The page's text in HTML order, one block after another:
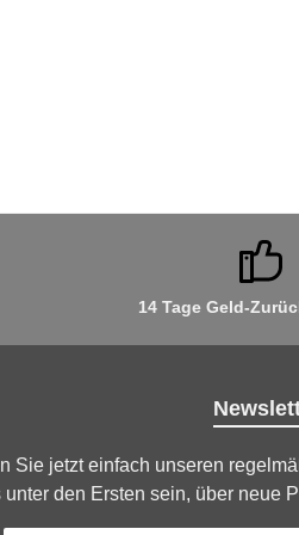
14 Tage Geld-
Sie jetzt einfach unseren
unter den Ersten sein, über neue